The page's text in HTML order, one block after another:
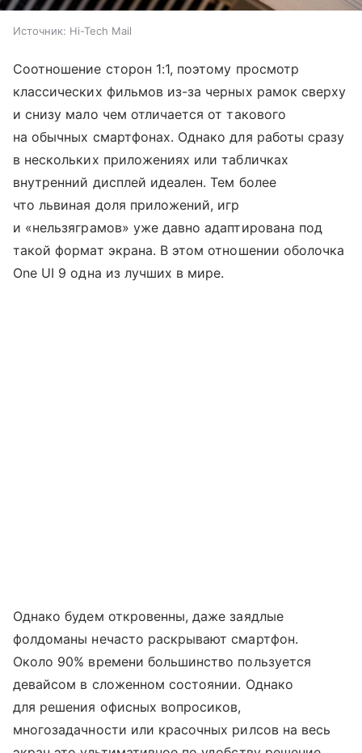
Источник: Hi-Tech Mail
Соотношение сторон 1:1, поэтому просмотр
классических фильмов из-за черных рамок сверху
и снизу мало чем отличается от такового
на обычных смартфонах. Однако для работы сразу
в нескольких приложениях или табличках
внутренний дисплей идеален. Тем более
что львиная доля приложений, игр
и «нельзяграмов» уже давно адаптирована под
такой формат экрана. В этом отношении оболочка
One UI 9 одна из лучших в мире.
Однако будем откровенны, даже заядлые
фолдоманы нечасто раскрывают смартфон.
Около 90% времени большинство пользуется
девайсом в сложенном состоянии. Однако
для решения офисных вопросиков,
многозадачности или красочных рилсов на весь